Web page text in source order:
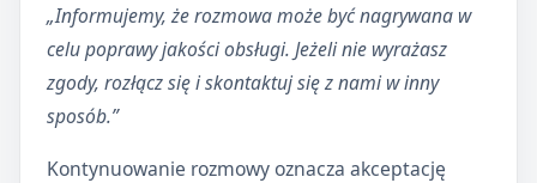
„Informujemy, że rozmowa może być nagrywana w
celu poprawy jakości obsługi. Jeżeli nie wyrażasz
zgody, rozłącz się i skontaktuj się z nami w inny
sposób.”
Kontynuowanie rozmowy oznacza akceptację